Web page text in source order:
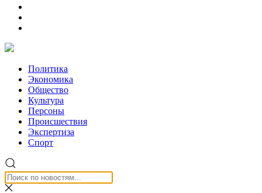
Политика
Экономика
Общество
Культура
Персоны
Происшествия
Экспертиза
Спорт